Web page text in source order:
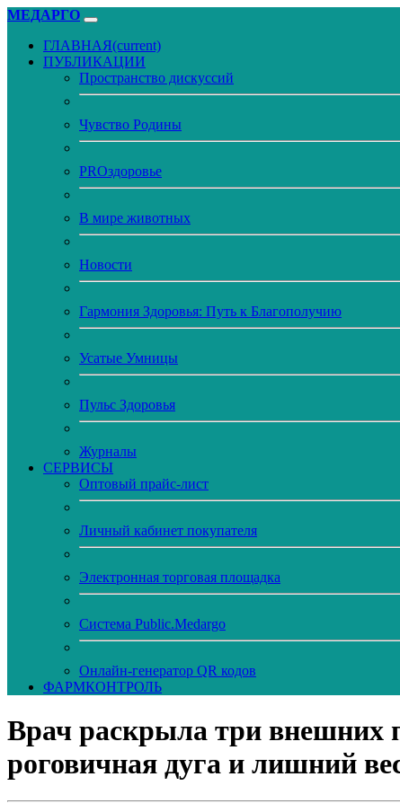
МЕДАРГО
ГЛАВНАЯ(current)
ПУБЛИКАЦИИ
Пространство дискуссий
Чувство Родины
PROздоровье
В мире животных
Новости
Гармония Здоровья: Путь к Благополучию
Усатые Умницы
Пульс Здоровья
Журналы
CЕРВИСЫ
Оптовый прайс-лист
Личный кабинет покупателя
Электронная торговая площадка
Система Public.Medargo
Онлайн-генератор QR кодов
ФАРМКОНТРОЛЬ
Врач раскрыла три внешних
роговичная дуга и лишний